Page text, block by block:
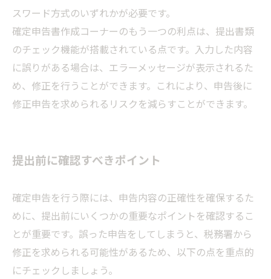
スワード方式のいずれかが必要です。
確定申告書作成コーナーのもう一つの利点は、提出書類
のチェック機能が搭載されている点です。入力した内容
に誤りがある場合は、エラーメッセージが表示されるた
め、修正を行うことができます。これにより、申告後に
修正申告を求められるリスクを減らすことができます。
提出前に確認すべきポイント
確定申告を行う際には、申告内容の正確性を確保するた
めに、提出前にいくつかの重要なポイントを確認するこ
とが重要です。誤った申告をしてしまうと、税務署から
修正を求められる可能性があるため、以下の点を重点的
にチェックしましょう。